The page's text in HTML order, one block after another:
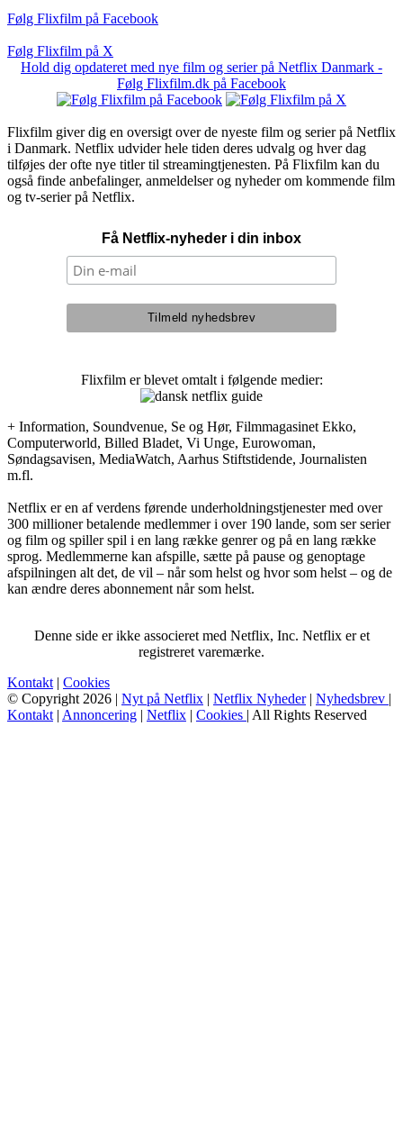
Følg Flixfilm på Facebook
Følg Flixfilm på X
Hold dig opdateret med nye film og serier på Netflix Danmark -
Følg Flixfilm.dk på Facebook
Flixfilm giver dig en oversigt over de nyeste film og serier på Netflix
i Danmark. Netflix udvider hele tiden deres udvalg og hver dag
tilføjes der ofte nye titler til streamingtjenesten. På Flixfilm kan du
også finde anbefalinger, anmeldelser og nyheder om kommende film
og tv-serier på Netflix.
Få Netflix-nyheder i din inbox
Flixfilm er blevet omtalt i følgende medier:
+ Information, Soundvenue, Se og Hør, Filmmagasinet Ekko,
Computerworld, Billed Bladet, Vi Unge, Eurowoman,
Søndagsavisen, MediaWatch, Aarhus Stiftstidende, Journalisten
m.fl.
Netflix er en af verdens førende underholdningstjenester med over
300 millioner betalende medlemmer i over 190 lande, som ser serier
og film og spiller spil i en lang række genrer og på en lang række
sprog. Medlemmerne kan afspille, sætte på pause og genoptage
afspilningen alt det, de vil – når som helst og hvor som helst – og de
kan ændre deres abonnement når som helst.
Denne side er ikke associeret med Netflix, Inc. Netflix er et
registreret varemærke.
Kontakt | Cookies
© Copyright 2026 | Nyt på Netflix | Netflix Nyheder| Nyhedsbrev |
Kontakt | Annoncering | Netflix | Cookies | All Rights Reserved